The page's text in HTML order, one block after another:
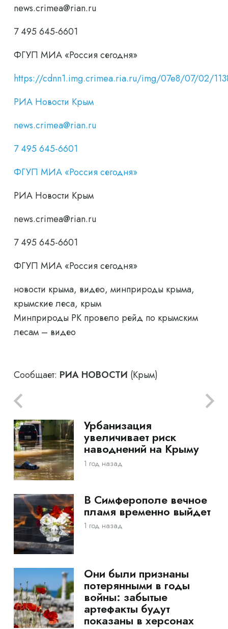
news.crimea@rian.ru
7 495 645-6601
ФГУП МИА «Россия сегодня»
https://cdnn1.img.crimea.ria.ru/img/07e8/07/02/
РИА Новости Крым
news.crimea@rian.ru
7 495 645-6601
ФГУП МИА «Россия сегодня»
РИА Новости Крым
news.crimea@rian.ru
7 495 645-6601
ФГУП МИА «Россия сегодня»
новости крыма, видео, минприроды крыма,
крымские леса, крым
Минприроды РК провело рейд по крымским
лесам – видео
Сообщает: РИА НОВОСТИ (Крым)
Урбанизация
увеличивает риск
наводнений на Крыму
1 год назад
В Симферополе вечное
пламя временно выйдет
1 год назад
Они были признаны
потерянными в годы
войны: забытые
артефакты будут
показаны в херсонах